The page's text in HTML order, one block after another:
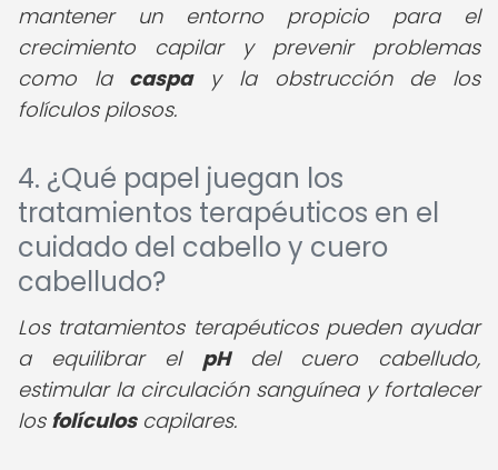
mantener un entorno propicio para el
crecimiento capilar y prevenir problemas
como la caspay la obstrucción de los
folículos pilosos.
4. ¿Qué papel juegan los
tratamientos terapéuticos en el
cuidado del cabello y cuero
cabelludo?
Los tratamientos terapéuticos pueden ayudar
a equilibrar el pHdel cuero cabelludo,
estimular la circulación sanguínea y fortalecer
los folículoscapilares.